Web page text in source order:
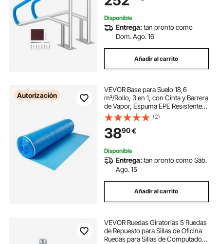
Terrazas, Spas
Disponible
Entrega:tan pronto como
Dom. Ago. 16
Añadir al carrito
Autorización
VEVOR Base para Suelo 18,6
m²/Rollo, 3 en 1, con Cinta y Barrera
de Vapor, Espuma EPE Resistente
con PE Azul, Insonorizante y
Reductor de Ruido, Ideal para
Madera Laminada, 16900 x 1100 x 3
mm
(2)
3890€
Disponible
Entrega:tan pronto como Sáb.
Ago. 15
Añadir al carrito
VEVOR Ruedas Giratorias 5 Ruedas
de Repuesto para Sillas de Oficina
Ruedas para Sillas de Computadora